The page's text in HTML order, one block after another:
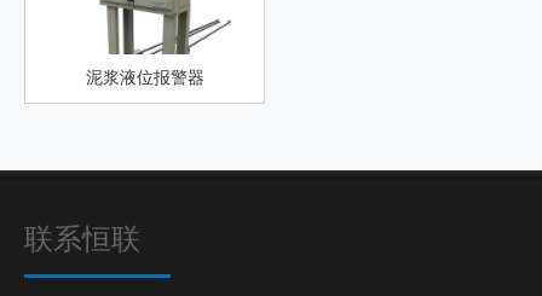
泥浆液位报警器
联系恒联